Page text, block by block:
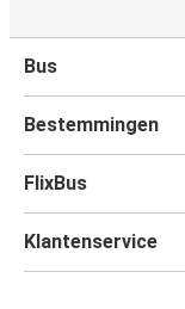
Bus
Bestemmingen
FlixBus
Klantenservice